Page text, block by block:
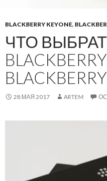
BLACKBERRY KEYONE,
ЧТО
28 МАЯ 2017 ARTEM